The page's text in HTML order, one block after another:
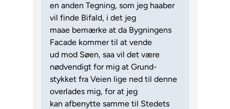
en anden Tegning, som jeg haaber
vil finde Bifald, i det jeg
maae bemærke at da Bygningens
Facade kommer til at vende
ud mod Søen, saa vil det være
nødvendigt for mig at Grund-
stykket fra Veien lige ned til denne
overlades mig, for at jeg
kan afbenytte samme til Stedets